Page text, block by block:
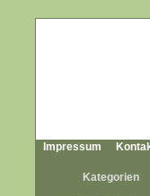
Impressum
Kategorien